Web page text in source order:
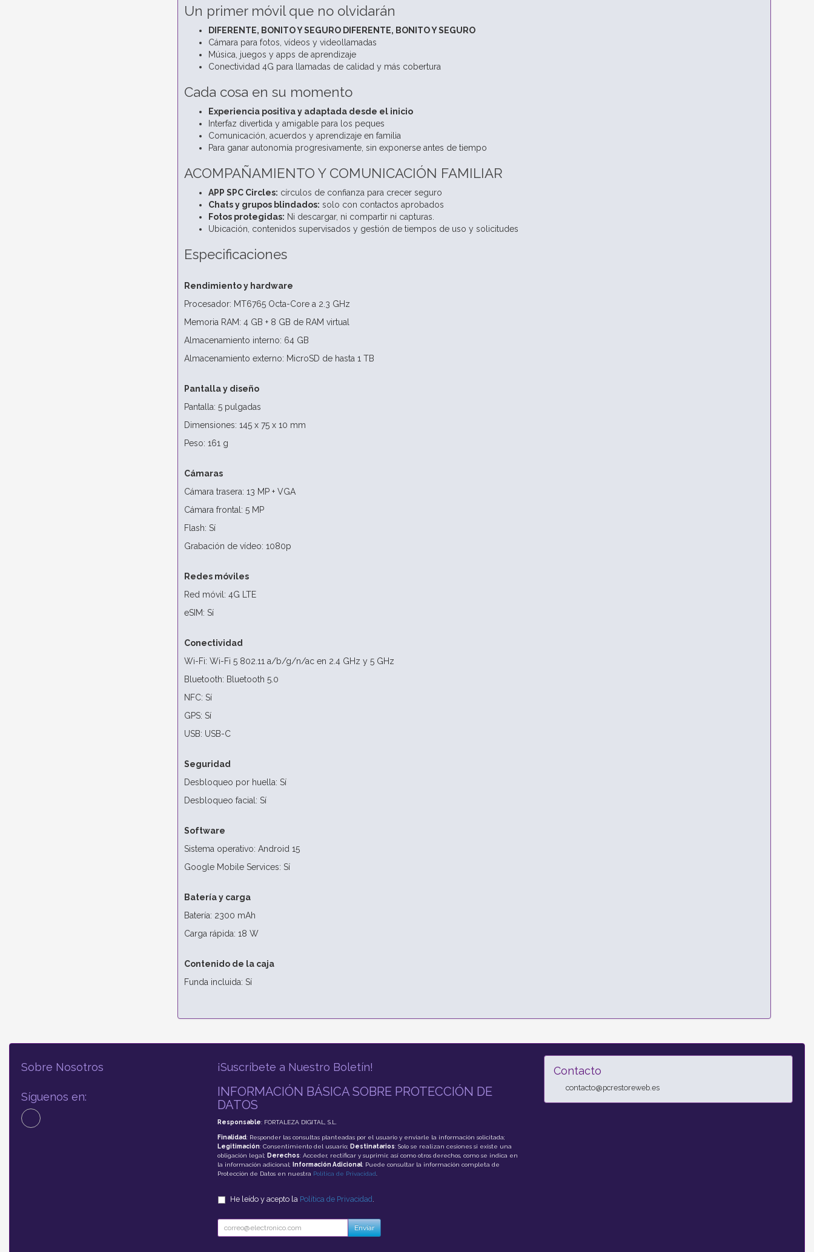
Un primer móvil que no olvidarán
DIFERENTE, BONITO Y SEGURO DIFERENTE, BONITO Y SEGURO
Cámara para fotos, vídeos y videollamadas
Música, juegos y apps de aprendizaje
Conectividad 4G para llamadas de calidad y más cobertura
Cada cosa en su momento
Experiencia positiva y adaptada desde el inicio
Interfaz divertida y amigable para los peques
Comunicación, acuerdos y aprendizaje en familia
Para ganar autonomía progresivamente, sin exponerse antes de tiempo
ACOMPAÑAMIENTO Y COMUNICACIÓN FAMILIAR
APP SPC Circles: círculos de confianza para crecer seguro
Chats y grupos blindados: solo con contactos aprobados
Fotos protegidas: Ni descargar, ni compartir ni capturas.
Ubicación, contenidos supervisados y gestión de tiempos de uso y solicitudes
Especificaciones
Rendimiento y hardware
Procesador: MT6765 Octa-Core a 2.3 GHz
Memoria RAM: 4 GB + 8 GB de RAM virtual
Almacenamiento interno: 64 GB
Almacenamiento externo: MicroSD de hasta 1 TB
Pantalla y diseño
Pantalla: 5 pulgadas
Dimensiones: 145 x 75 x 10 mm
Peso: 161 g
Cámaras
Cámara trasera: 13 MP + VGA
Cámara frontal: 5 MP
Flash: Sí
Grabación de vídeo: 1080p
Redes móviles
Red móvil: 4G LTE
eSIM: Sí
Conectividad
Wi-Fi: Wi-Fi 5 802.11 a/b/g/n/ac en 2.4 GHz y 5 GHz
Bluetooth: Bluetooth 5.0
NFC: Sí
GPS: Sí
USB: USB-C
Seguridad
Desbloqueo por huella: Sí
Desbloqueo facial: Sí
Software
Sistema operativo: Android 15
Google Mobile Services: Sí
Batería y carga
Batería: 2300 mAh
Carga rápida: 18 W
Contenido de la caja
Funda incluida: Sí
Sobre Nosotros
Síguenos en:
¡Suscríbete a Nuestro Boletín!
INFORMACIÓN BÁSICA SOBRE PROTECCIÓN DE
DATOS
Responsable: FORTALEZA DIGITAL, S.L.
Finalidad: Responder las consultas planteadas por el usuario y enviarle la información solicitada;
Legitimación: Consentimiento del usuario; Destinatarios: Solo se realizan cesiones si existe una
obligación legal; Derechos: Acceder, rectificar y suprimir, así como otros derechos, como se indica en
la información adicional;
Información Adicional: Puede consultar la información completa de
Protección de Datos en nuestra Política de Privacidad.
He leído y acepto la Política de Privacidad .
Enviar
Contacto
contacto@pcrestoreweb.es